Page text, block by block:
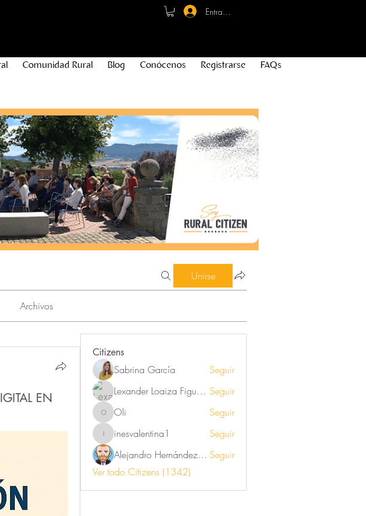
Entrar - Registro
Comunidad Rural Blog Conócenos Registrarse FAQs
Unirse
Archivos
EN
Citizens
Sabrina García
Seguir
Lexander Loaiza Figueroa Seguir
Oli Oli Seguir
inesvalentina1
inesvalentina1
Seguir
Alejandro Hernández Renner Seguir
Ver todo Citizens (1342)